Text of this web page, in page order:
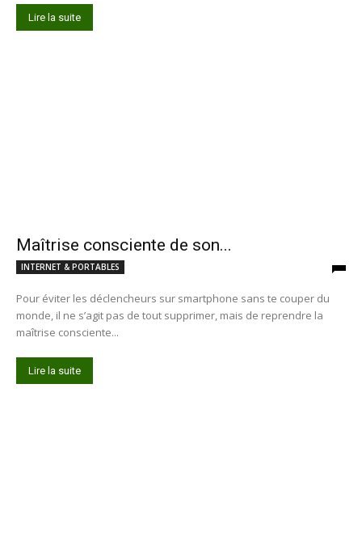
Lire la suite
Maîtrise consciente de son...
INTERNET & PORTABLES
Pour éviter les déclencheurs sur smartphone sans te couper du
monde, il ne s’agit pas de tout supprimer, mais de reprendre la
maîtrise consciente...
Lire la suite